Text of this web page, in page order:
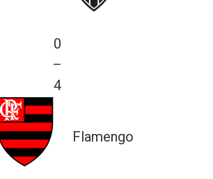
0
—
4
Flamengo